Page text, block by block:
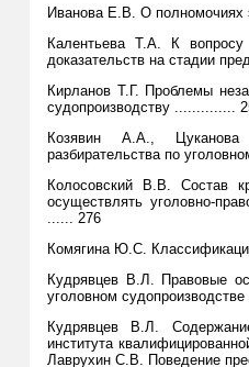
Иванова Е.В. О полномочиях
Калентьева Т.А. К вопросу
доказательств на стадии
Кирланов Т.Г. Проблемы
судопроизводству ..............
Козявин А.А., Цуканова
разбирательства по
Колосовский В.В. Состав
осуществлять уголовно-
...... 276
Комягина Ю.С.
Кудрявцев В.Л. Правовые
уголовном
Кудрявцев В.Л.
института
Лаврухин С.В. Поведение